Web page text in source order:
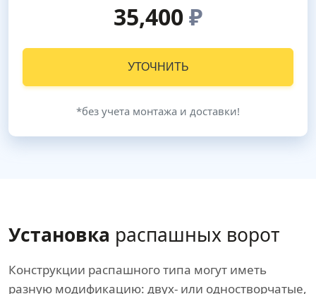
35,400₽
УТОЧНИТЬ
*без учета монтажа и доставки!
Установка распашных ворот
Конструкции распашного типа могут иметь
разную модификацию: двух- или одностворчатые,